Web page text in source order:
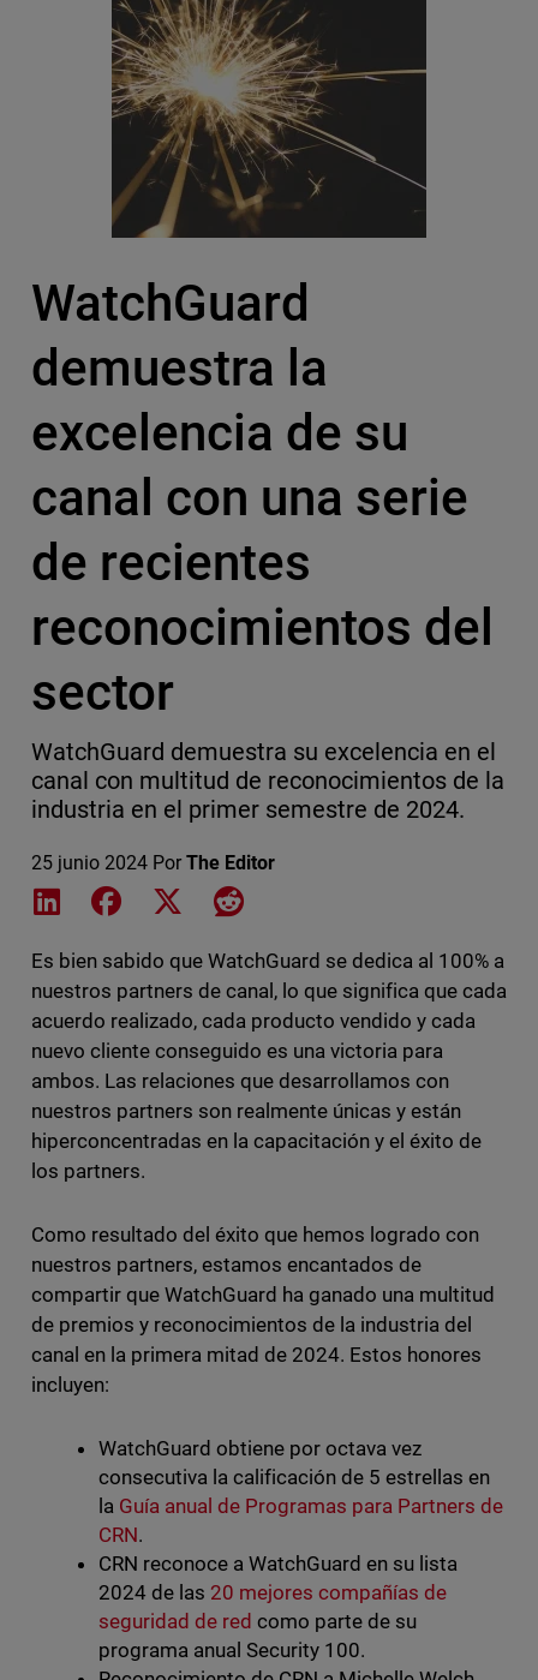
WatchGuard
demuestra la
excelencia de su
canal con una serie
de recientes
reconocimientos del
sector
WatchGuard demuestra su excelencia en el
canal con multitud de reconocimientos de la
industria en el primer semestre de 2024.
25 junio 2024 Por The Editor
Share on LinkedIn
Share on Facebook
Share on XShare on Reddit
Es bien sabido que WatchGuard se dedica al 100% a
nuestros partners de canal, lo que significa que cada
acuerdo realizado, cada producto vendido y cada
nuevo cliente conseguido es una victoria para
ambos. Las relaciones que desarrollamos con
nuestros partners son realmente únicas y están
hiperconcentradas en la capacitación y el éxito de
los partners.
Como resultado del éxito que hemos logrado con
nuestros partners, estamos encantados de
compartir que WatchGuard ha ganado una multitud
de premios y reconocimientos de la industria del
canal en la primera mitad de 2024. Estos honores
incluyen:
WatchGuard obtiene por octava vez
consecutiva la calificación de 5 estrellas en
la Guía anual de Programas para Partners de
CRN.
CRN reconoce a WatchGuard en su lista
2024 de las 20 mejores compañías de
seguridad de red como parte de su
programa anual Security 100.